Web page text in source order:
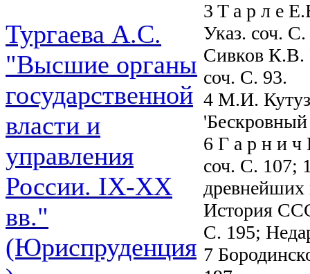
Тургаева А.С.
"Высшие органы
государственной
власти и
управления
России. IХ-ХХ
вв."
(Юриспруденция
3 T a p л e
Указ. соч.
Сивков К.В.
соч. С. 93.
4 М.И.
6 Г а р н и
соч. С. 107;
История
С. 195;
7